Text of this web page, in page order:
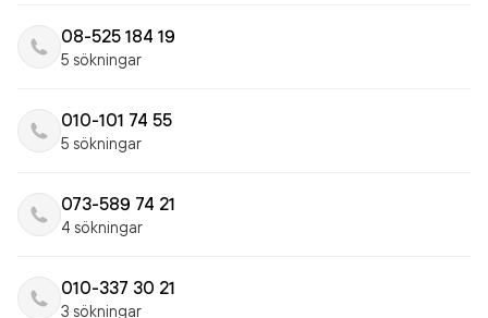
08-525 184 19
5 sökningar
010-101 74 55
5 sökningar
073-589 74 21
4 sökningar
010-337 30 21
3 sökningar